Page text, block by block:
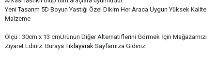
Yeni Tasarım 5D Boyun Yastığı Özel Dikim Her Araca Uygun Yüksek Kalite
Malzeme
Ölçü : 30cm x 13 cmÜrünün Diğer Alternatiflerini Görmek İçin Mağazamızı
Ziyaret Ediniz. BurayaTıklayarak Sayfamıza Gidiniz.